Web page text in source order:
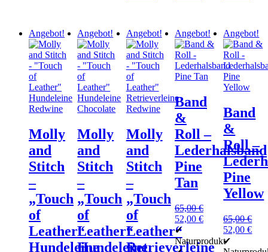
werden
mehrere
Varianten
auf.
Die
Optionen
können
auf
der
gewählt
werden
mehrere
Varianten
auf.
Die
Optionen
auf
der
Produktseite
gewählt
werden
mehrere
Varianten
auf.
Die
Optionen
können
der
gewählt
werden
Angebot!
Molly
and
Stitch
–
„Touch
of
Leather“
Hundeleine
Angebot!
Molly
and
Stitch
–
„Touch
of
Leather“
Hundeleine
Angebot!
Molly
and
Stitch
–
„Touch
of
Leather“
Retrieverleine
Angebot!
Band
&
Roll –
Lederhalsband
Pine
Tan
65,00€
Ursprünglicher
Preis
war:
52,00 €Aktueller
ist:
✔
Naturprodukt
Angebot!
Band
&
Roll –
Pine
Yellow
65,00€
Preis
52,00€
✔